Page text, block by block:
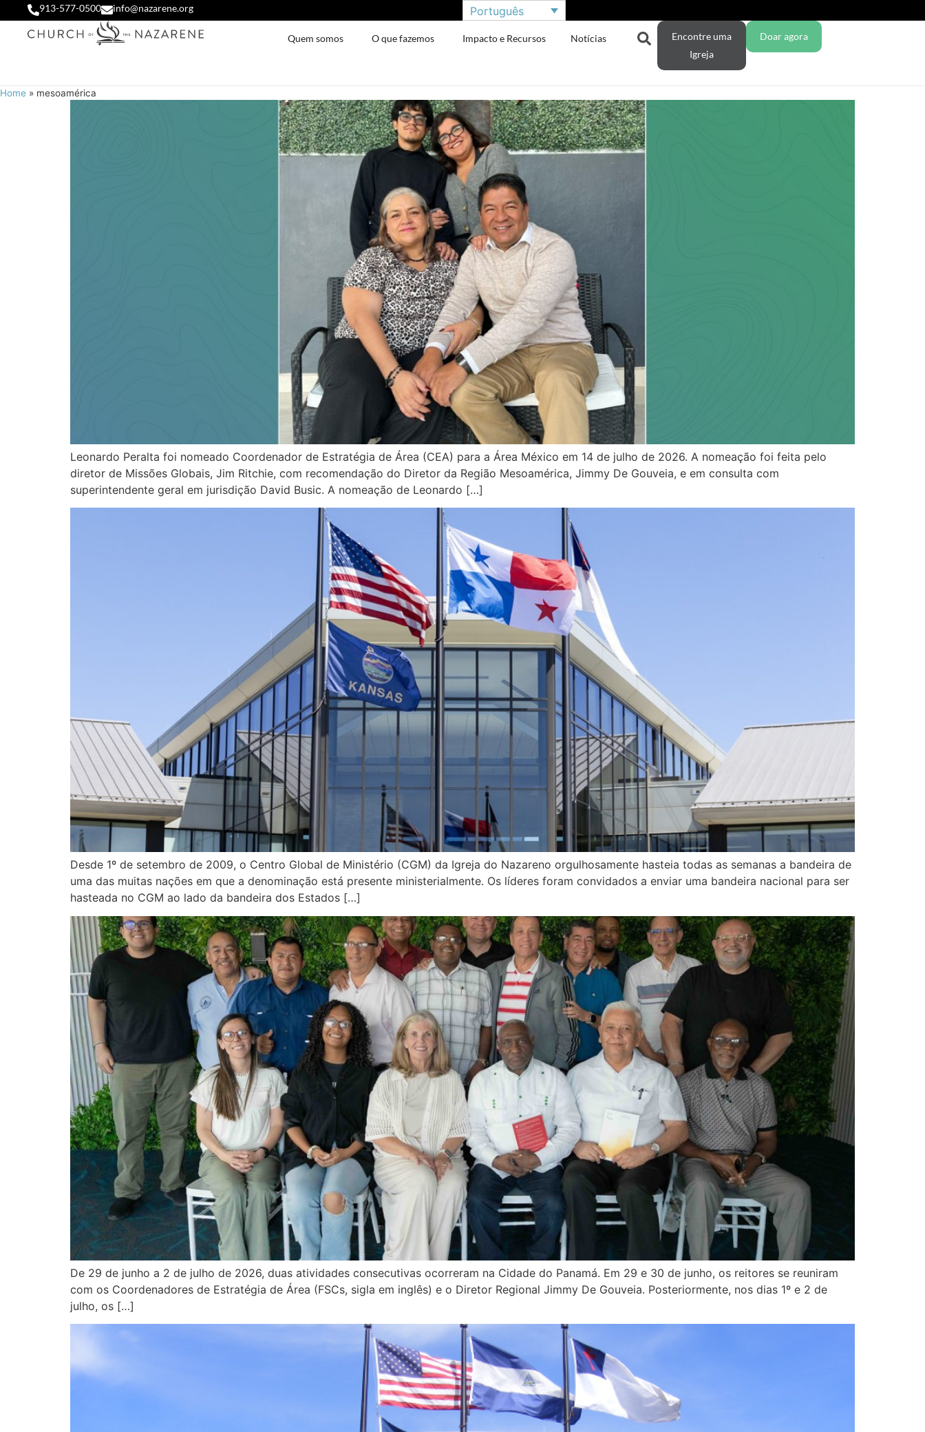
913-577-0500 info@nazarene.org Português
Quem somos O que fazemos Impacto e Recursos Notícias
Encontre uma
Igreja
Doar agora
Home » mesoamérica
Leonardo Peralta foi nomeado Coordenador de Estratégia de Área (CEA) para a Área México em 14 de julho de 2026. A nomeação foi feita pelo
diretor de Missões Globais, Jim Ritchie, com recomendação do Diretor da Região Mesoamérica, Jimmy De Gouveia, e em consulta com
superintendente geral em jurisdição David Busic. A nomeação de Leonardo […]
Desde 1º de setembro de 2009, o Centro Global de Ministério (CGM) da Igreja do Nazareno orgulhosamente hasteia todas as semanas a bandeira de
uma das muitas nações em que a denominação está presente ministerialmente. Os líderes foram convidados a enviar uma bandeira nacional para ser
hasteada no CGM ao lado da bandeira dos Estados […]
De 29 de junho a 2 de julho de 2026, duas atividades consecutivas ocorreram na Cidade do Panamá. Em 29 e 30 de junho, os reitores se reuniram
com os Coordenadores de Estratégia de Área (FSCs, sigla em inglês) e o Diretor Regional Jimmy De Gouveia. Posteriormente, nos dias 1º e 2 de
julho, os […]